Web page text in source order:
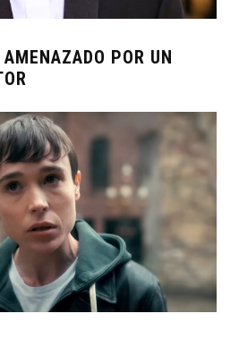
POR UN